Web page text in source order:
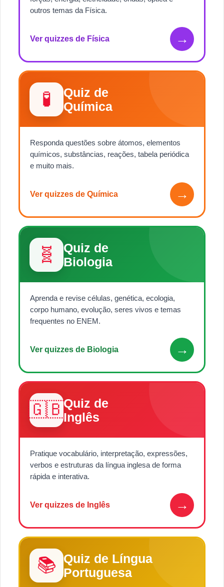
outros temas da Física.
Ver quizzes de Física →
🧪
Quiz de
Química
Responda questões sobre átomos, elementos
químicos, substâncias, reações, tabela periódica
e muito mais.
Ver quizzes de Química →
🧬
Quiz de
Biologia
Aprenda e revise células, genética, ecologia,
corpo humano, evolução, seres vivos e temas
frequentes no ENEM.
Ver quizzes de Biologia →
🇬🇧Quiz de
Inglês
Pratique vocabulário, interpretação, expressões,
verbos e estruturas da língua inglesa de forma
rápida e interativa.
Ver quizzes de Inglês →
📚
Quiz de Língua
Portuguesa